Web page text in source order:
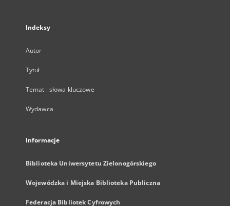
Indeksy
Autor
Tytuł
Temat i słowa kluczowe
Wydawca
Informacje
Biblioteka Uniwersytetu Zielonogórskiego
Wojewódzka i Miejska Biblioteka Publiczna
Federacja Bibliotek Cyfrowych